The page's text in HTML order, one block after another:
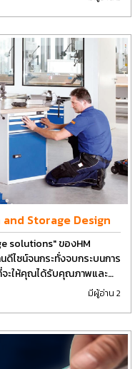
Storage Design
solutions" ของHM
ดีไซน์จนกระทั่งจบกระบนการ
จะให้คุณได้รับคุณภาพและ
มีผู้อ่าน 2